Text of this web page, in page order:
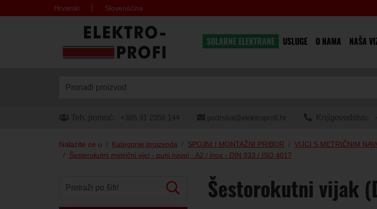
Hrvatski Slovenščina
SOLARNE ELEKTRANE USLUGE O NAMA NAŠA
Pronađi proizvod
Teh. pomoć: +385 91 2358 144 podrska@elektroprofi.hr Knjigovodstvo:
Nalazite se u Kategorije proizvoda SPOJNI I MONTAŽNI PRIBOR VIJCI S METRIČNIM
Šesterokutni metrični vijci - puni navoj - A2 / inox - DIN 933 / ISO 4017
Pretraži po šifri Šestorokutni vijak